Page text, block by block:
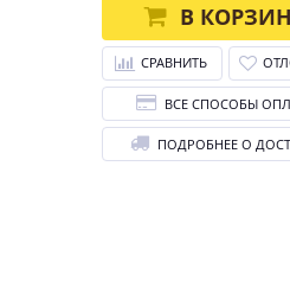
В
СРАВНИТЬ
ВСЕ СПОСОБЫ
ПОДРОБНЕЕ О